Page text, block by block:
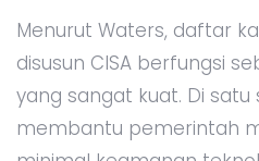
Menurut Waters, daftar
disusun CISA berfungsi
yang sangat kuat. Di satu
membantu pemerintah